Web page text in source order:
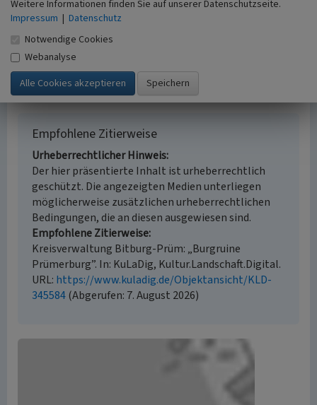
i.d.R. 1:5.000 (größer als 1:20.000)
Erfassungsmethode
Literaturauswertung, Vor Ort Dokumentation
Historischer Zeitraum
Beginn 1100 bis 1337
Empfohlene Zitierweise
Urheberrechtlicher Hinweis
Der hier präsentierte Inhalt ist urheberrechtlich
geschützt. Die angezeigten Medien unterliegen
möglicherweise zusätzlichen urheberrechtlichen
Bedingungen, die an diesen ausgewiesen sind.
Empfohlene Zitierweise
Kreisverwaltung Bitburg-Prüm: „Burgruine
Prümerburg”. In: KuLaDig, Kultur.Landschaft.Digital.
URL: https://www.kuladig.de/Objektansicht/KLD-
345584(Abgerufen: 7. August 2026)
Weitere Informationen finden Sie auf unserer Datenschutzseite.
Impressum | Datenschutz
Notwendige Cookies
Webanalyse